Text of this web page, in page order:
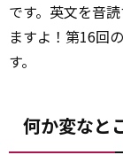
です。英文を音
ますよ！第16回
す。
何か変なと